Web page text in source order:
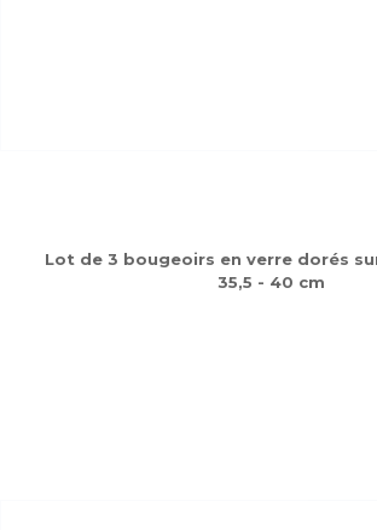
Lot de 3 bougeoirs en verre dorés
35,5 - 40 cm